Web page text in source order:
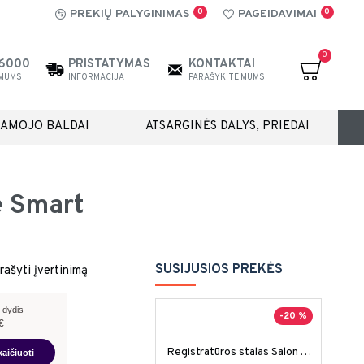
PREKIŲ PALYGINIMAS 0 PAGEIDAVIMAI 0
PRISTATYMAS
INFORMACIJA
KONTAKTAI
PARAŠYKITE MUMS
0
BALDAI ATSARGINĖS DALYS, PRIEDAI
Smart
įvertinimą
dydis
SUSIJUSIOS PREKĖS
-20 %
Registratūros stalas Salon Ambience Carnaby